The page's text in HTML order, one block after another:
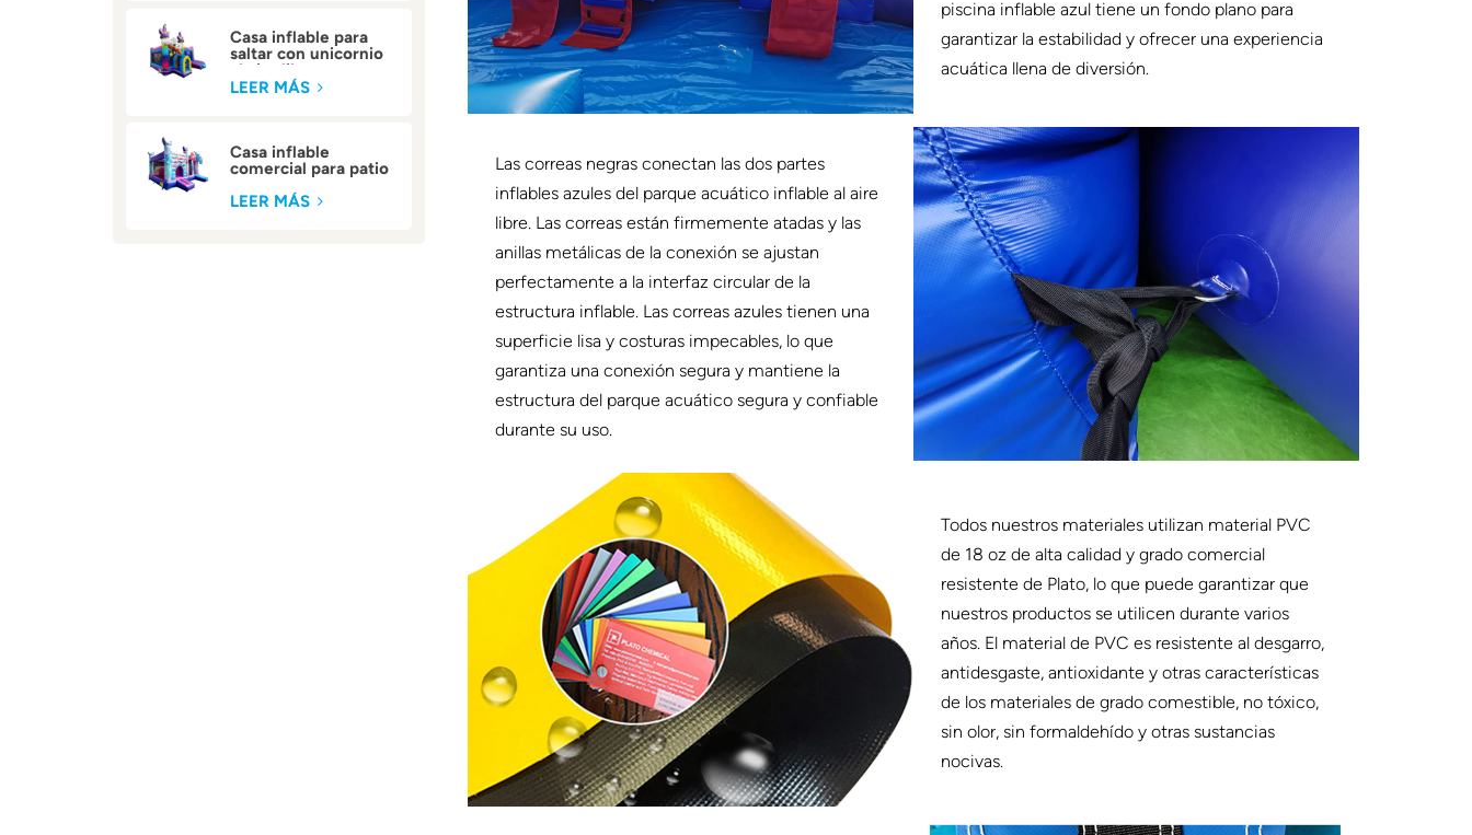
Casa inflable para
saltar con unicornio
al aire libre
LEER MÁS
Casa inflable
comercial para patio
LEER MÁS
piscina inflable azul tiene un fondo plano para
garantizar la estabilidad y ofrecer una experiencia
acuática llena de diversión.
Las correas negras conectan las dos partes
inflables azules del parque acuático inflable al aire
libre. Las correas están firmemente atadas y las
anillas metálicas de la conexión se ajustan
perfectamente a la interfaz circular de la
estructura inflable. Las correas azules tienen una
superficie lisa y costuras impecables, lo que
garantiza una conexión segura y mantiene la
estructura del parque acuático segura y confiable
durante su uso.
Todos nuestros materiales utilizan material PVC
de 18 oz de alta calidad y grado comercial
resistente de Plato, lo que puede garantizar que
nuestros productos se utilicen durante varios
años. El material de PVC es resistente al desgarro,
antidesgaste, antioxidante y otras características
de los materiales de grado comestible, no tóxico,
sin olor, sin formaldehído y otras sustancias
nocivas.